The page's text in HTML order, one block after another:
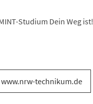
Studium Dein Weg ist!
www.nrw-technikum.de